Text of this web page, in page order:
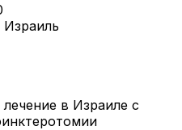
в Израиле с